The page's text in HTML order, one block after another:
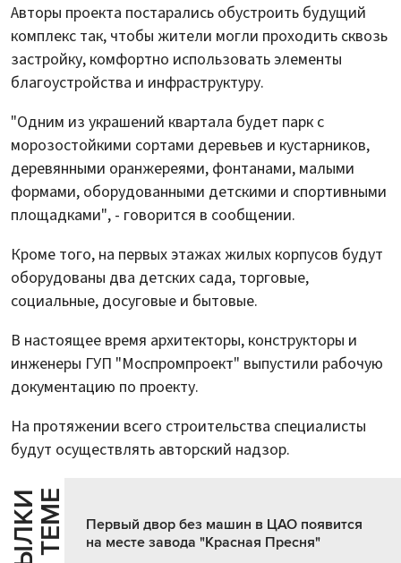
Авторы проекта постарались обустроить будущий
комплекс так, чтобы жители могли проходить сквозь
застройку, комфортно использовать элементы
благоустройства и инфраструктуру.
"Одним из украшений квартала будет парк с
морозостойкими сортами деревьев и кустарников,
деревянными оранжереями, фонтанами, малыми
формами, оборудованными детскими и спортивными
площадками", - говорится в сообщении.
Кроме того, на первых этажах жилых корпусов будут
оборудованы два детских сада, торговые,
социальные, досуговые и бытовые.
В настоящее время архитекторы, конструкторы и
инженеры ГУП "Моспромпроект" выпустили рабочую
документацию по проекту.
На протяжении всего строительства специалисты
будут осуществлять авторский надзор.
Первый двор без машин в ЦАО появится
на месте завода "Красная Пресня"